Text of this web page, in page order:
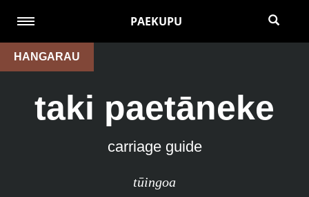
PAEKUPU
HANGARAU
taki paetāneke
carriage guide
tūingoa